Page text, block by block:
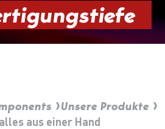
Unsere Produkte
aus einer Hand